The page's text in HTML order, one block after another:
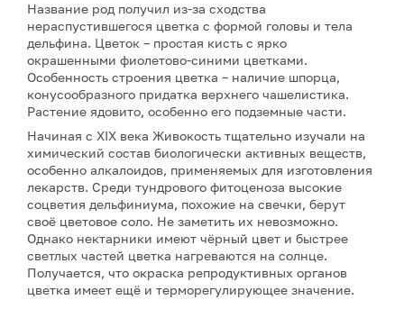
Название род получил из-за сходства
нераспустившегося цветка с формой головы и тела
дельфина. Цветок – простая кисть с ярко
окрашенными фиолетово-синими цветками.
Особенность строения цветка – наличие шпорца,
конусообразного придатка верхнего чашелистика.
Растение ядовито, особенно его подземные части.
Начиная с XIX века Живокость тщательно изучали на
химический состав биологически активных веществ,
особенно алкалоидов, применяемых для изготовления
лекарств. Среди тундрового фитоценоза высокие
соцветия дельфиниума, похожие на свечки, берут
своё цветовое соло. Не заметить их невозможно.
Однако нектарники имеют чёрный цвет и быстрее
светлых частей цветка нагреваются на солнце.
Получается, что окраска репродуктивных органов
цветка имеет ещё и терморегулирующее значение.